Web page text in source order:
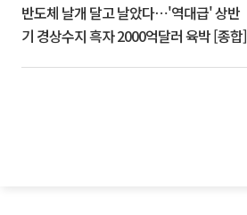
반도체 날개 달고 날았다⋯'역대급' 상반
기 경상수지 흑자 2000억달러 육박 [종합]